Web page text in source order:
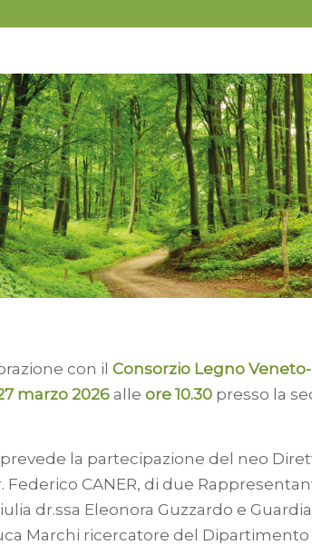
con il Consorzio Legno
marzo 2026 alle ore 10.30 presso la
la partecipazione del neo
CANER, di due
dr.ssa Eleonora Guzzardo e
Marchi ricercatore del